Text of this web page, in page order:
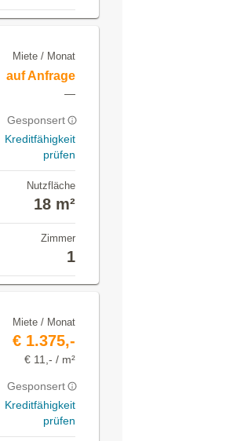
Miete / Monat
auf Anfrage
—
Gesponsert
Kreditfähigkeit
prüfen
Nutzfläche
18 m²
Zimmer
1
Miete / Monat
€ 1.375,-
€ 11,- / m²
Gesponsert
Kreditfähigkeit
prüfen